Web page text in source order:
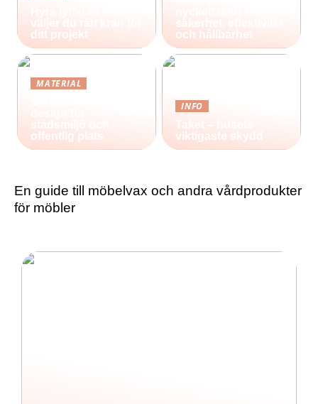
väljer du rätt kran för
ditt projekt
säkerhet, effektivitet
och hållbarhet
MATERIAL
stadsmiljö och
offentlig plats
INFO
Taket – husets
viktigaste skydd
En guide till möbelvax och andra vårdprodukter
för möbler